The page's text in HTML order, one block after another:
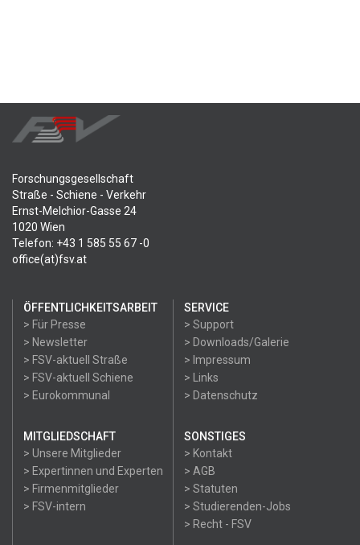
Forschungsgesellschaft
Straße - Schiene - Verkehr
Ernst-Melchior-Gasse 24
1020 Wien
Telefon: +43 1 585 55 67 -0
office(at)fsv.at
ÖFFENTLICHKEITSARBEIT
> Für Presse
> Newsletter
> FSV-aktuell Straße
> FSV-aktuell Schiene
> Eurokommunal
SERVICE
> Support
> Downloads/Galerie
> Impressum
> Links
> Datenschutz
MITGLIEDSCHAFT
> Unsere Mitglieder
> Expertinnen und Experten
> Firmenmitglieder
> FSV-intern
SONSTIGES
> Kontakt
> AGB
> Statuten
> Studierenden-Jobs
> Recht - FSV